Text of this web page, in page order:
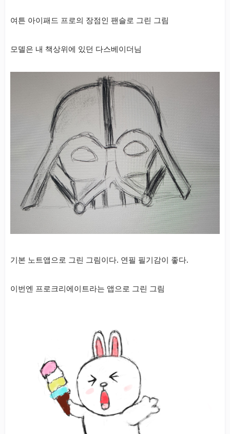
여튼 아이패드 프로의 장점인 팬슬로 그린 그림
모델은 내 책상위에 있던 다스베이더님
기본 노트앱으로 그린 그림이다. 연필 필기감이 좋다.
이번엔 프로크리에이트라는 앱으로 그린 그림